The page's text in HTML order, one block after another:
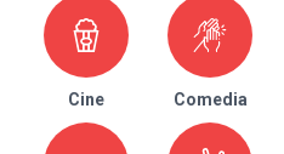
Cine Comedia